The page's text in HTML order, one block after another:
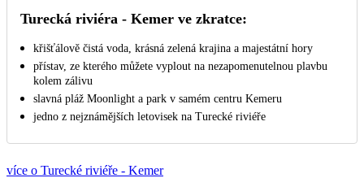
Turecká riviéra - Kemer ve zkratce:
křišťálově čistá voda, krásná zelená krajina a majestátní hory
přístav, ze kterého můžete vyplout na nezapomenutelnou plavbu
kolem zálivu
slavná pláž Moonlight a park v samém centru Kemeru
jedno z nejznámějších letovisek na Turecké riviéře
více o Turecké riviéře - Kemer